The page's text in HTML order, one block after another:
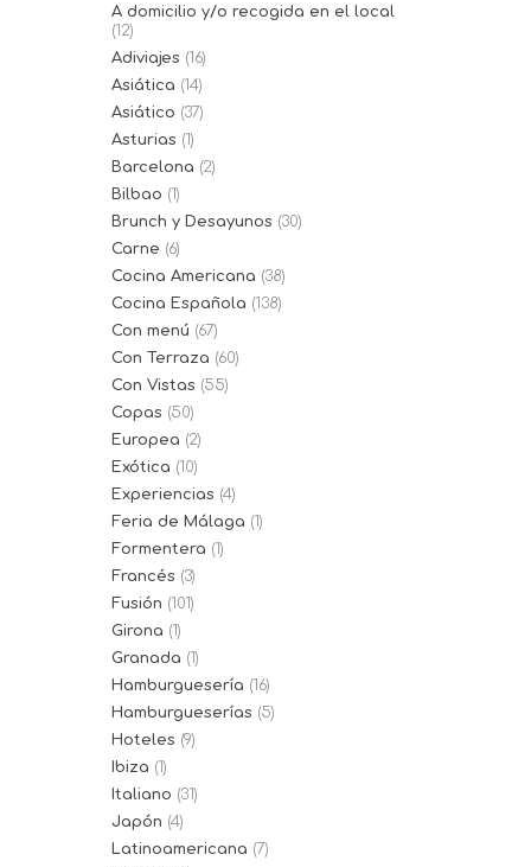
A domicilio y/o recogida en el local
(12)
Adiviajes (16)
Asiática (14)
Asiático (37)
Asturias (1)
Barcelona (2)
Bilbao (1)
Brunch y Desayunos (30)
Carne (6)
Cocina Americana (38)
Cocina Española (138)
Con menú (67)
Con Terraza (60)
Con Vistas (55)
Copas (50)
Europea (2)
Exótica (10)
Experiencias (4)
Feria de Málaga (1)
Formentera (1)
Francés (3)
Fusión (101)
Girona (1)
Granada (1)
Hamburguesería (16)
Hamburgueserías (5)
Hoteles (9)
Ibiza (1)
Italiano (31)
Japón (4)
Latinoamericana (7)